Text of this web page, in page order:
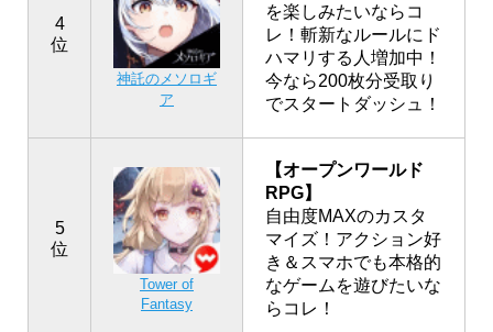
4
位
神託のメソロギ
ア
を楽しみたいならコ
レ！斬新なルールにド
ハマリする人増加中！
今なら200枚分受取り
でスタートダッシュ！
5
位
Tower of
Fantasy
【オープンワールド
RPG】
自由度MAXのカスタ
マイズ！アクション好
き＆スマホでも本格的
なゲームを遊びたいな
らコレ！